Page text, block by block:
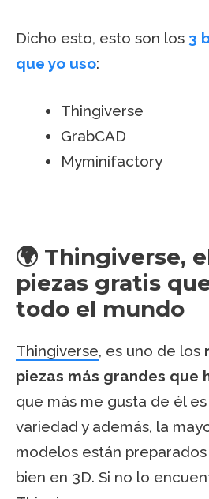
Dicho esto, esto son los 3
que yo uso:
Thingiverse
GrabCAD
Myminifactory
🌍 Thingiverse,
piezas gratis
todo el mundo
Thingiverse, es uno de los
piezas más grandes que
que más me gusta de él
variedad y además, la
modelos están
bien en 3D. Si no lo